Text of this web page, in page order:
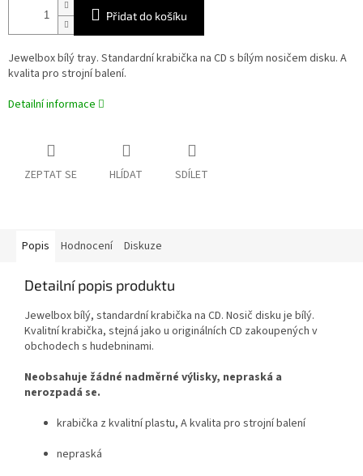
Přidat do košíku
Jewelbox bílý tray. Standardní krabička na CD s bílým nosičem disku. A
kvalita pro strojní balení.
Detailní informace
ZEPTAT SE HLÍDAT SDÍLET
Popis Hodnocení Diskuze
Detailní popis produktu
Jewelbox bílý, standardní krabička na CD. Nosič disku je bílý.
Kvalitní krabička, stejná jako u originálních CD zakoupených v
obchodech s hudebninami.
Neobsahuje žádné nadměrné výlisky, nepraská a
nerozpadá se.
krabička z kvalitní plastu, A kvalita pro strojní balení
nepraská